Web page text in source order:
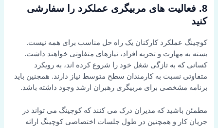
8. فعالیت های مربیگری عملکرد را سفارشی
کنید
کوچینگ عملکرد کارکنان یک راه حل مناسب برای همه نیست.
بسته به مهارت و تجربه افراد، نیازهای متفاوتی خواهند داشت.
کسانی که به تازگی شغل خود را شروع کرده اند، به رویکرد
متفاوتی نسبت به کارمندان سطح متوسط نیاز دارند. همچنین باید
برنامه مشخصی برای مربیگری رهبران ارشد وجود داشته باشد.
مطمئن باشید که مدیران درک می کنند که کوچینگ می تواند در
جریان کار و همچنین در طول جلسات اختصاصی کوچینگ ارائه